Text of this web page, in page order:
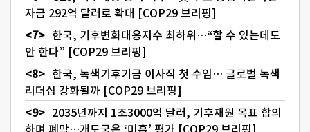
자금 292억 달러로 확대 [COP29 브리핑]
한국, 기후변화대응지수 최하위…“할 수 있는데도
안 한다” [COP29 브리핑]
한국, 녹색기후기금 이사직 첫 수임… 글로벌 녹색
리더십 강화될까 [COP29 브리핑]
2035년까지 1조3000억 달러, 기후재원 목표 합의
하며 폐막…개도국은 ‘미흡’ 평가 [COP29 브리핑]